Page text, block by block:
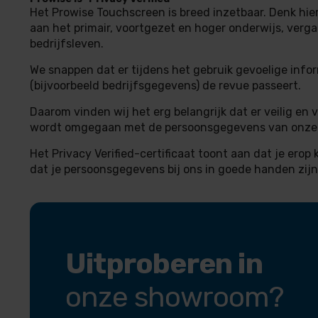
Het Prowise Touchscreen is breed inzetbaar. Denk
aan het primair, voortgezet en hoger onderwijs,
bedrijfsleven.
We snappen dat er tijdens het gebruik gevoelige
(bijvoorbeeld bedrijfsgegevens) de revue passeert.
Daarom vinden wij het erg belangrijk dat er veilig en
wordt omgegaan met de persoonsgegevens van
Het Privacy Verified-certificaat toont aan dat je erop
dat je persoonsgegevens bij ons in goede handen
Uitproberen in
onze showroom?